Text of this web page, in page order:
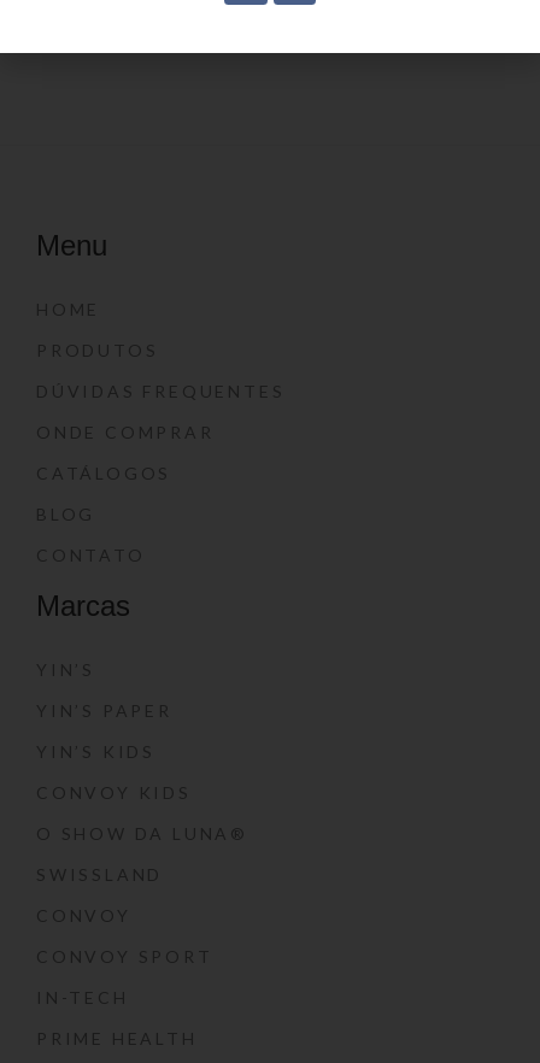
Menu
HOME
PRODUTOS
DÚVIDAS FREQUENTES
ONDE COMPRAR
CATÁLOGOS
BLOG
CONTATO
Marcas
YIN’S
YIN’S PAPER
YIN’S KIDS
CONVOY KIDS
O SHOW DA LUNA®
SWISSLAND
CONVOY
CONVOY SPORT
IN-TECH
PRIME HEALTH